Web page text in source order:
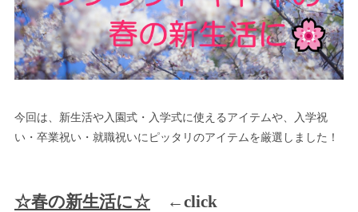
今回は、新生活や入園式・入学式に使えるアイテムや、入学祝
い・卒業祝い・就職祝いにピッタリのアイテムを厳選しました！
☆春の新生活に☆ ←click